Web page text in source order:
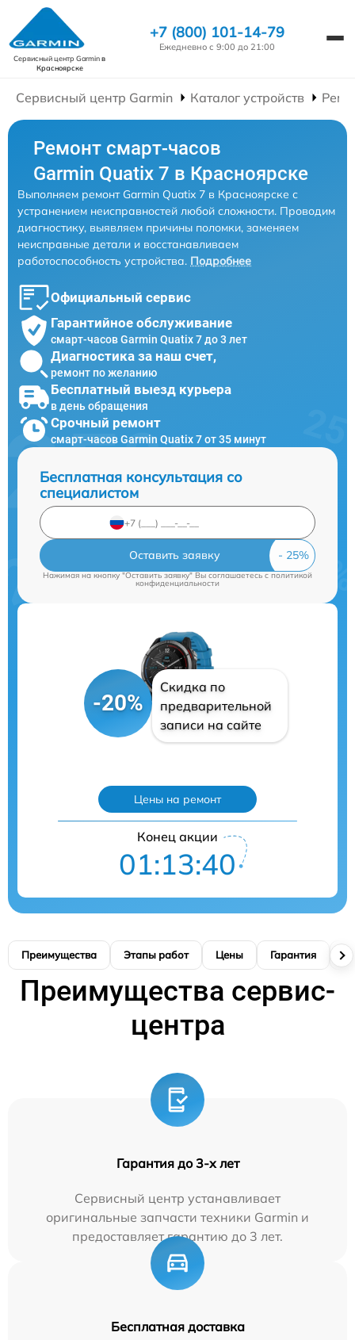
Сервисный центр Garminв
Красноярске
+7 (800) 101-14-79
Ежедневно с 9:00 до 21:00
Сервисный центр Garmin Каталог устройств
Ремонт смарт-часов
Garmin Quatix 7 в Красноярске
Выполняем ремонт Garmin Quatix 7 в Красноярске с
устранением неисправностей любой сложности. Проводим
диагностику, выявляем причины поломки, заменяем
неисправные детали и восстанавливаем
работоспособность устройства. Подробнее
Официальный сервис
Гарантийное обслуживание
смарт-часов Garmin Quatix 7 до 3 лет
Диагностика за наш счет,
ремонт по желанию
Бесплатный выезд курьера
в день обращения
Срочный ремонт
смарт-часов Garmin Quatix 7 от 35 минут
Бесплатная консультация со
специалистом
Оставить заявку
Нажимая на кнопку "Оставить заявку" Вы соглашаетесь cполитикой
конфиденциальности
-20%
Скидка по
предварительной
записи на сайте
Цены на ремонт
Конец акции
01:13:39
Преимущества Этапы работ Цены Гарантия
Преимущества сервис-
центра
Гарантия до 3-х лет
Сервисный центр устанавливает
оригинальные запчасти техники Garmin и
предоставляет гарантию до 3 лет.
Бесплатная доставка